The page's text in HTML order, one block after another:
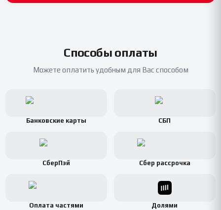
Способы оплаты
Можете оплатить удобным для Вас способом
Банковские карты СБП
СберПэй Сбер рассрочка
Оплата частями Долями